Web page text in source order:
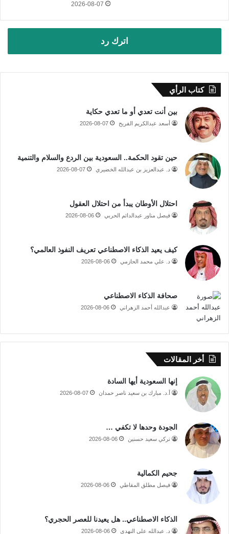
2026-08-07
اترك رد
كتاب الرأي
بين أنت تعدي أو ما تعدي حكاية
أسعد عبدالكريم الفريح 2026-08-07
حين تقود الحكمة.. السعودية بين الردع والسلام والتنمية
د. عبدالعزيز بن عبدالله الخضيري 2026-08-07
احتلال الأوطان يبدأ من احتلال العقول
فيصل مناور عبدالدائم الحربي 2026-08-06
كيف يعيد الذكاء الاصطناعي تعريف النفوذ العالمي؟
د. علي محمد الحازمي 2026-08-06
صحافة الذكاء الاصطناعي
عبدالله أحمد الزهراني 2026-08-06
أخر المقالات
إنها السعودية أيها السادة
أ.د. مبارك بن سعيد ناصر حمدان 2026-08-07
الجودة وحدها لا تكفي …
تركي سعيد حسنين 2026-08-06
جحيم الكمالية
فيصل مطلق المقاطي 2026-08-06
الذكاء الاصطناعي.. هل يعيدنا للعصر الحجري؟
د. عبدالله علي النهدي 2026-08-06